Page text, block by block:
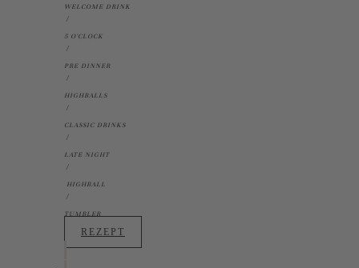
WELCOME DRINK
5 O'CLOCK
PRE DINNER
HIGHBALLS
CLASSIC DRINKS
LATE NIGHT
HIGHBALL
TUMBLER
REZEPT